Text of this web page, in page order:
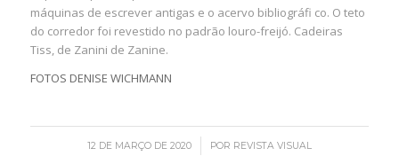
máquinas de escrever antigas e o acervo bibliográfi co. O teto
do corredor foi revestido no padrão louro-freijó. Cadeiras
Tiss, de Zanini de Zanine.
FOTOS DENISE WICHMANN
12 DE MARÇO DE 2020
/ POR REVISTA VISUAL